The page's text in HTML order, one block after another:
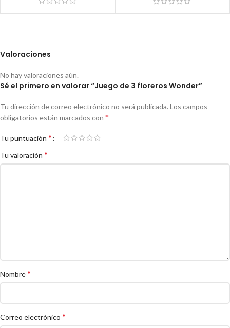
Valoraciones
No hay valoraciones aún.
Sé el primero en valorar “Juego de 3 floreros Wonder”
Tu dirección de correo electrónico no será publicada. Los campos
obligatorios están marcados con *
Tu puntuación *
Tu valoración *
Nombre*
Correo electrónico *